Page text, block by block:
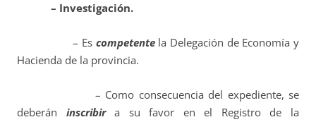
– Investigación.
– Es competentela Delegación de Economía y
Hacienda de la provincia.
– Como consecuencia del expediente, se
deberán inscribira su favor en el Registro de la